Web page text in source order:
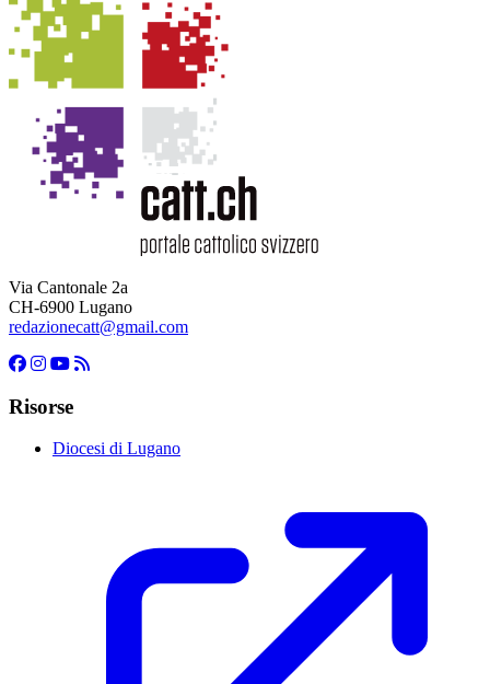
Via Cantonale 2a
CH-6900 Lugano
redazionecatt@gmail.com
Risorse
Diocesi di Lugano